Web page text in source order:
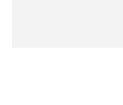
negoziazione